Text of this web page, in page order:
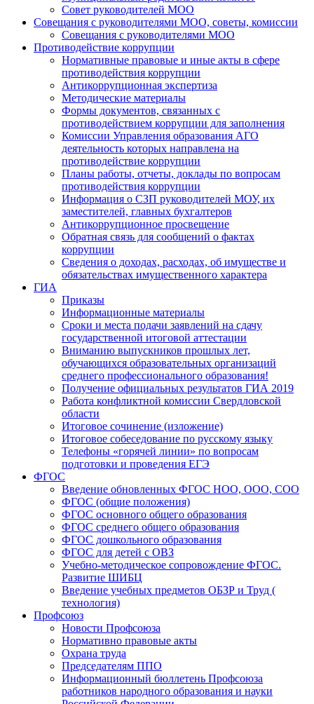
Совет руководителей МОО
Совещания с руководителями МОО, советы, комиссии
Совещания с руководителями МОО
Противодействие коррупции
Нормативные правовые и иные акты в сфере
противодействия коррупции
Антикоррупционная экспертиза
Методические материалы
Формы документов, связанных с
противодействием коррупции для заполнения
Комиссии Управления образования АГО
деятельность которых направлена на
противодействие коррупции
Планы работы, отчеты, доклады по вопросам
противодействия коррупции
Информация о СЗП руководителей МОУ, их
заместителей, главных бухгалтеров
Антикоррупционное просвещение
Обратная связь для сообщений о фактах
коррупции
Сведения о доходах, расходах, об имуществе и
обязательствах имущественного характера
ГИА
Приказы
Информационные материалы
Сроки и места подачи заявлений на сдачу
государственной итоговой аттестации
Вниманию выпускников прошлых лет,
обучающихся образовательных организаций
среднего профессионального образования!
Получение официальных результатов ГИА 2019
Работа конфликтной комиссии Свердловской
области
Итоговое сочинение (изложение)
Итоговое собеседование по русскому языку
Телефоны «горячей линии» по вопросам
подготовки и проведения ЕГЭ
ФГОС
Введение обновленных ФГОС НОО, ООО, СОО
ФГОС (общие положения)
ФГОС основного общего образования
ФГОС среднего общего образования
ФГОС дошкольного образования
ФГОС для детей с ОВЗ
Учебно-методическое сопровождение ФГОС.
Развитие ШИБЦ
Введение учебных предметов ОБЗР и Труд (
технология)
Профсоюз
Новости Профсоюза
Нормативно правовые акты
Охрана труда
Председателям ППО
Информационный бюллетень Профсоюза
работников народного образования и науки